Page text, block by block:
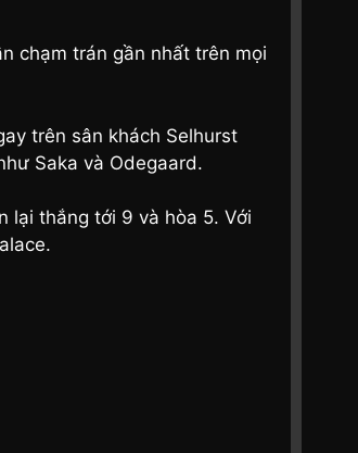
chạm trán gần nhất trên mọi
trên sân khách Selhurst
Saka và Odegaard.
lại thắng tới 9 và hòa 5. Với